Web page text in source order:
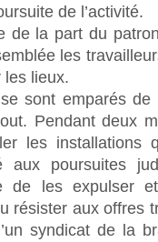
de l’activité.
de la part du
les
les lieux.
sont emparés de
Pendant deux
les installations
aux poursuites
de les expulser
résister aux offres
syndicat de la